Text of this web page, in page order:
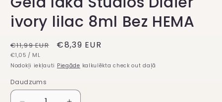
ivory lilac 8ml Bez HEMA
Regulārā
cena
€11,99 EUR
Atlaižu
€8,39 EUR
VIENĪBAS
€1,05 / PAR
ML
Nodokļi iekļauti Piegāde kalkulēkta check out daļā
Daudzums